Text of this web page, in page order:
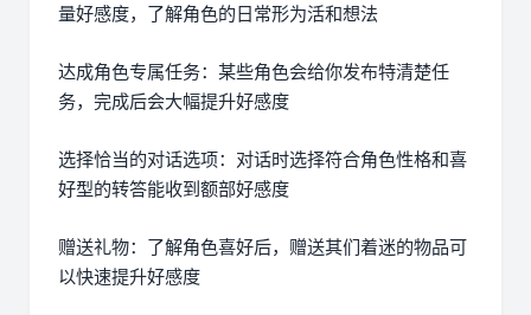
量好感度，了解角色的日常形为活和想法
达成角色专属任务：某些角色会给你发布特清楚任
务，完成后会大幅提升好感度
选择恰当的对话选项：对话时选择符合角色性格和喜
好型的转答能收到额部好感度
赠送礼物：了解角色喜好后，赠送其们着迷的物品可
以快速提升好感度